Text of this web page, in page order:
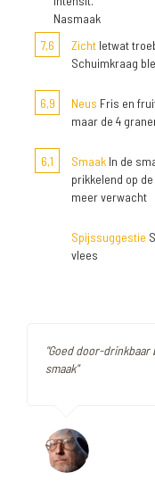
Nasmaak
7,6
Zicht Ietwat
Schuimkraag
6,9 Neus Fris en
maar de 4
6,1 Smaak In de
prikkelend op
meer verwacht
Spijssuggestie
vlees
"Goed door-
smaak"